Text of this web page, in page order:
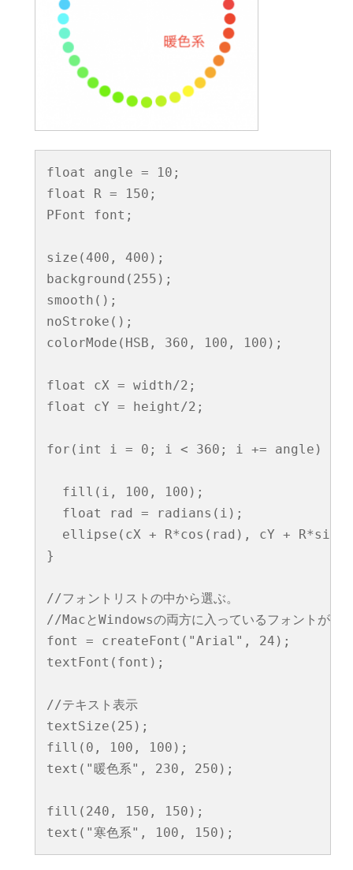
float angle = 10;
float R = 150;
PFont font;
size(400, 400);
background(255);
smooth();
noStroke();
colorMode(HSB, 360, 100, 100);
float cX = width/2;
float cY = height/2;
for(int i = 0; i < 360; i += angle) {
  fill(i, 100, 100);
  float rad = radians(i);
ellipse(cX + R*cos(rad), cY +
}
//フォントリストの中から選ぶ。
//MacとWindowsの両方に入っているフォントが無
font = createFont("Arial", 24);
textFont(font);
//テキスト表示
textSize(25);
fill(0, 100, 100);
text("暖色系", 230, 250);
fill(240, 150, 150);